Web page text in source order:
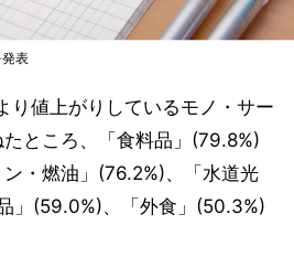
発表
り値上がりしているモノ・サー
ところ、「食料品」(79.8%)
・燃油」(76.2%)、「水道光
」(59.0%)、「外食」(50.3%)